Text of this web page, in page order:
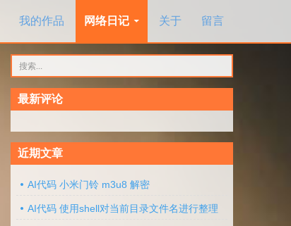
我的作品 网络日记 关于 留言
索：
最新评论
近期文章
AI代码 小米门铃 m3u8 解密
AI代码 使用shell对当前目录文件名进行整理